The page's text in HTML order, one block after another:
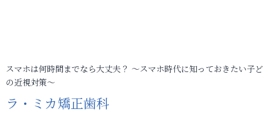
スマホは何時間までなら大丈夫？ ～スマホ時代に知っておきたい子
の近視対策～
ラ・ミカ矯正歯科